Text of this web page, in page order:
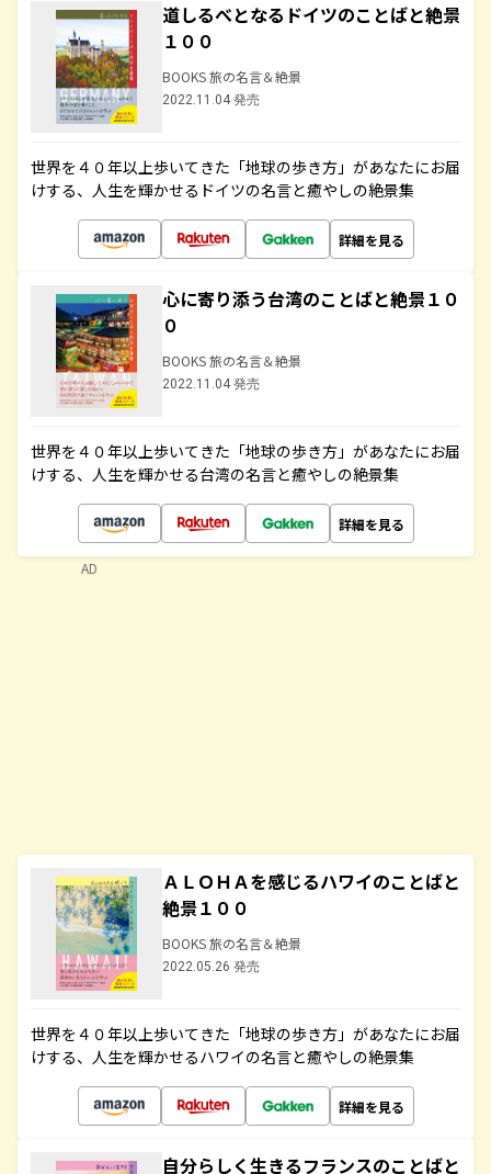
道しるべとなるドイツのことばと絶景
１００
BOOKS 旅の名言＆絶景
2022.11.04 発売
世界を４０年以上歩いてきた「地球の歩き方」があなたにお届
けする、人生を輝かせるドイツの名言と癒やしの絶景集
詳細を見る
心に寄り添う台湾のことばと絶景１０
０
BOOKS 旅の名言＆絶景
2022.11.04 発売
世界を４０年以上歩いてきた「地球の歩き方」があなたにお届
けする、人生を輝かせる台湾の名言と癒やしの絶景集
詳細を見る
ＡＬＯＨＡを感じるハワイのことばと
絶景１００
BOOKS 旅の名言＆絶景
2022.05.26 発売
世界を４０年以上歩いてきた「地球の歩き方」があなたにお届
けする、人生を輝かせるハワイの名言と癒やしの絶景集
詳細を見る
自分らしく生きるフランスのことばと
AD